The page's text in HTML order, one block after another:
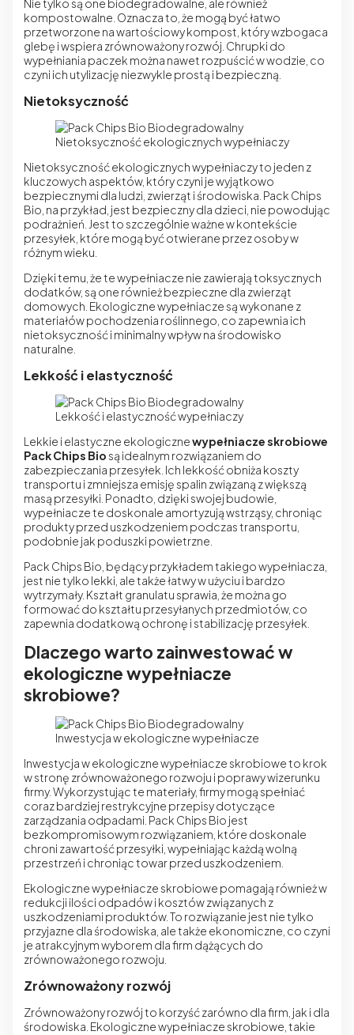
Nie tylko są one biodegradowalne, ale również
kompostowalne. Oznacza to, że mogą być łatwo
przetworzone na wartościowy kompost, który wzbogaca
glebę i wspiera zrównoważony rozwój. Chrupki do
wypełniania paczek można nawet rozpuścić w wodzie, co
czyni ich utylizację niezwykle prostą i bezpieczną.
Nietoksyczność
Nietoksyczność ekologicznych wypełniaczy
Nietoksyczność ekologicznych wypełniaczy to jeden z
kluczowych aspektów, który czyni je wyjątkowo
bezpiecznymi dla ludzi, zwierząt i środowiska. Pack Chips
Bio, na przykład, jest bezpieczny dla dzieci, nie powodując
podrażnień. Jest to szczególnie ważne w kontekście
przesyłek, które mogą być otwierane przez osoby w
różnym wieku.
Dzięki temu, że te wypełniacze nie zawierają toksycznych
dodatków, są one również bezpieczne dla zwierząt
domowych. Ekologiczne wypełniacze są wykonane z
materiałów pochodzenia roślinnego, co zapewnia ich
nietoksyczność i minimalny wpływ na środowisko
naturalne.
Lekkość i elastyczność
Lekkość i elastyczność wypełniaczy
Lekkie i elastyczne ekologicznewypełniacze skrobiowe
Pack Chips Bio są idealnym rozwiązaniem do
zabezpieczania przesyłek. Ich lekkość obniża koszty
transportu i zmniejsza emisję spalin związaną z większą
masą przesyłki. Ponadto, dzięki swojej budowie,
wypełniacze te doskonale amortyzują wstrząsy, chroniąc
produkty przed uszkodzeniem podczas transportu,
podobnie jak poduszki powietrzne.
Pack Chips Bio, będący przykładem takiego wypełniacza,
jest nie tylko lekki, ale także łatwy w użyciu i bardzo
wytrzymały. Kształt granulatu sprawia, że można go
formować do kształtu przesyłanych przedmiotów, co
zapewnia dodatkową ochronę i stabilizację przesyłek.
Dlaczego warto zainwestować w
ekologiczne wypełniacze
skrobiowe?
Inwestycja w ekologiczne wypełniacze
Inwestycja w ekologiczne wypełniacze skrobiowe to krok
w stronę zrównoważonego rozwoju i poprawy wizerunku
firmy. Wykorzystując te materiały, firmy mogą spełniać
coraz bardziej restrykcyjne przepisy dotyczące
zarządzania odpadami. Pack Chips Bio jest
bezkompromisowym rozwiązaniem, które doskonale
chroni zawartość przesyłki, wypełniając każdą wolną
przestrzeń i chroniąc towar przed uszkodzeniem.
Ekologiczne wypełniacze skrobiowe pomagają również w
redukcji ilości odpadów i kosztów związanych z
uszkodzeniami produktów. To rozwiązanie jest nie tylko
przyjazne dla środowiska, ale także ekonomiczne, co czyni
je atrakcyjnym wyborem dla firm dążących do
zrównoważonego rozwoju.
Zrównoważony rozwój
Zrównoważony rozwój to korzyść zarówno dla firm, jak i dla
środowiska. Ekologiczne wypełniacze skrobiowe, takie